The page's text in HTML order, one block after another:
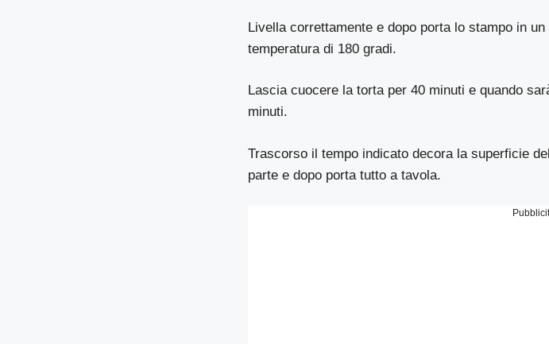
Livella correttamente e dopo porta lo stampo in
temperatura di 180 gradi.
Lascia cuocere la torta per 40 minuti e quando
minuti.
Trascorso il tempo indicato decora la superficie
parte e dopo porta tutto a tavola.